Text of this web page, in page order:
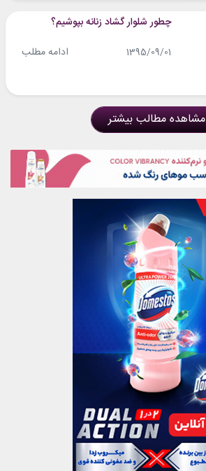
چطور شلوار گشاد زنانه بپوشیم؟
1395/09/01 ادامه مطلب
مشاهده مطالب بیشتر